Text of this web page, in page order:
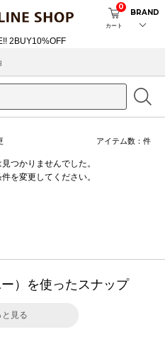
カート
0
BRAND
アイテム数： 件
つかりませんでした。
を変更してください。
）を使ったスナップ
と見る